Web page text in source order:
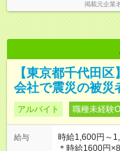
掲載元企業
【東京都千代田
会社で震災の被災
アルバイト 職種未経験
給与
時給1,600円～
＊時給1600円